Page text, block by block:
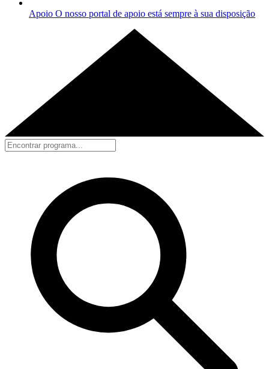
Apoio O nosso portal de apoio está sempre à sua disposição